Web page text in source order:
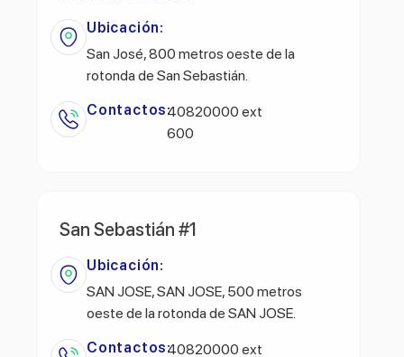
Ubicación:
San José, 800 metros oeste de la
rotonda de San Sebastián.
Contactos:40820000 ext
600
San Sebastián #1
Ubicación:
SAN JOSE, SAN JOSE, 500 metros
oeste de la rotonda de SAN JOSE.
Contactos:40820000 ext